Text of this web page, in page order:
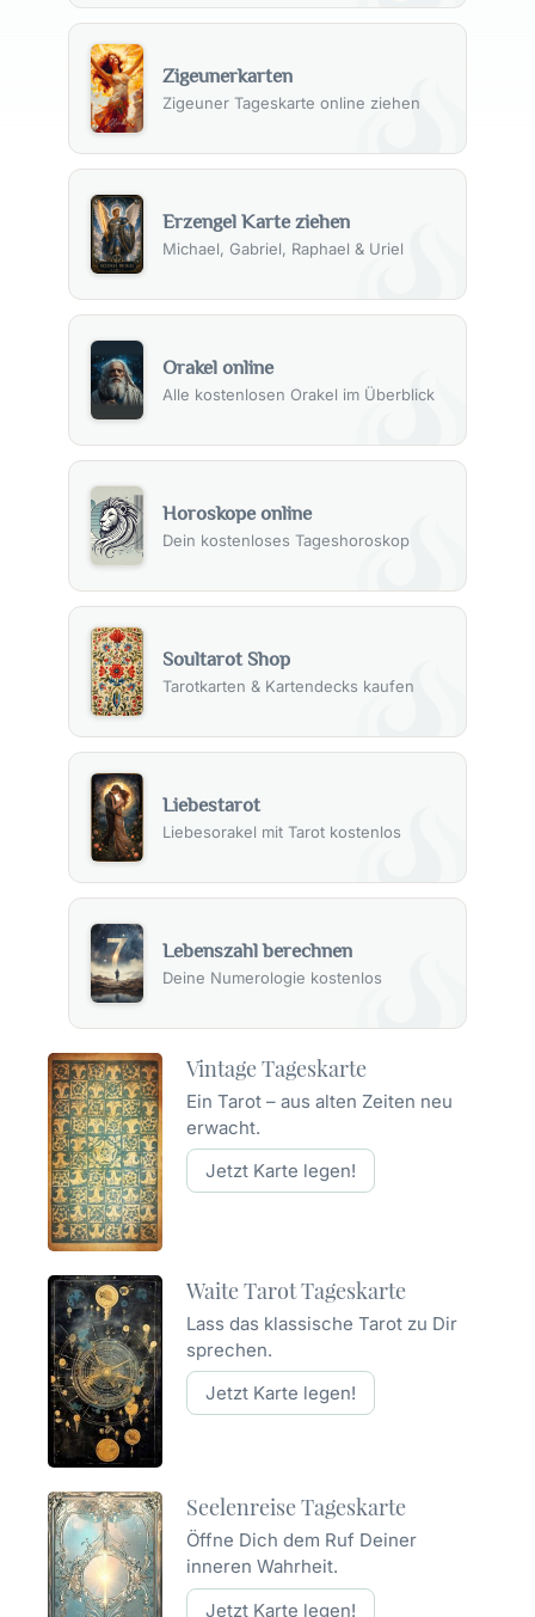
Zigeunerkarten
Zigeuner Tageskarte online ziehen
Erzengel Karte ziehen
Michael, Gabriel, Raphael & Uriel
Orakel online
Alle kostenlosen Orakel im Überblick
Horoskope online
Dein kostenloses Tageshoroskop
Soultarot Shop
Tarotkarten & Kartendecks kaufen
Liebestarot
Liebesorakel mit Tarot kostenlos
Lebenszahl berechnen
Deine Numerologie kostenlos
Vintage Tageskarte
Ein Tarot – aus alten Zeiten neu
erwacht.
Jetzt Karte legen!
Waite Tarot Tageskarte
Lass das klassische Tarot zu Dir
sprechen.
Jetzt Karte legen!
Seelenreise Tageskarte
Öffne Dich dem Ruf Deiner
inneren Wahrheit.
Jetzt Karte legen!